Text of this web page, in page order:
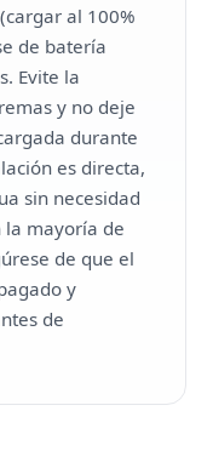
al 100%
de batería
Evite la
y no deje
durante
es directa,
sin necesidad
la mayoría de
de que el
y
de